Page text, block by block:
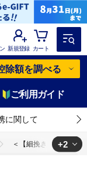
新規登録 カート
除額を調べる
ご利用ガイド
に関して
＜【細挽き】ブレンド
+2